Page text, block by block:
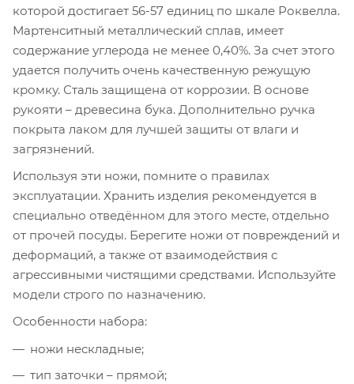
которой достигает 56-57 единиц по шкале Роквелла.
Мартенситный металлический сплав, имеет
содержание углерода не менее 0,40%. За счет этого
удается получить очень качественную режущую
кромку. Сталь защищена от коррозии. В основе
рукояти – древесина бука. Дополнительно ручка
покрыта лаком для лучшей защиты от влаги и
загрязнений.
Используя эти ножи, помните о правилах
эксплуатации. Хранить изделия рекомендуется в
специально отведённом для этого месте, отдельно
от прочей посуды. Берегите ножи от повреждений и
деформаций, а также от взаимодействия с
агрессивными чистящими средствами. Используйте
модели строго по назначению.
Особенности набора:
ножи нескладные;
тип заточки – прямой;